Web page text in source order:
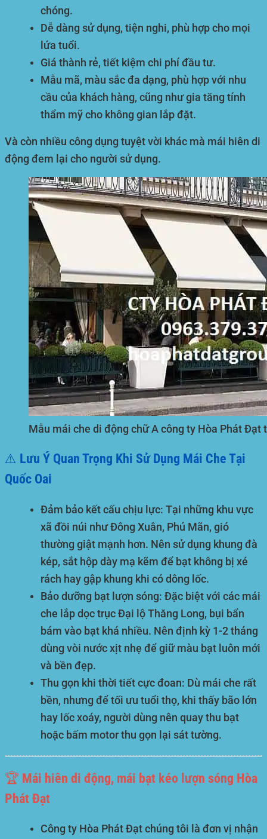
chóng.
Dễ dàng sử dụng, tiện nghi, phù hợp cho mọi
lứa tuổi.
Giá thành rẻ, tiết kiệm chi phí đầu tư.
Mẫu mã, màu sắc đa dạng, phù hợp với nhu
cầu của khách hàng, cũng như gia tăng tính
thẩm mỹ cho không gian lắp đặt.
Và còn nhiều công dụng tuyệt vời khác mà mái hiên di
động đem lại cho người sử dụng.
Mẫu mái che di động chữ A công ty Hòa Phát Đạt
⚠️ Lưu Ý Quan Trọng Khi Sử Dụng Mái Che Tại
Quốc Oai
Đảm bảo kết cấu chịu lực: Tại những khu vực
xã đồi núi như Đông Xuân, Phú Mãn, gió
thường giật mạnh hơn. Nên sử dụng khung đà
kép, sắt hộp dày mạ kẽm để bạt không bị xé
rách hay gập khung khi có dông lốc.
Bảo dưỡng bạt lượn sóng: Đặc biệt với các mái
che lắp dọc trục Đại lộ Thăng Long, bụi bẩn
bám vào bạt khá nhiều. Nên định kỳ 1-2 tháng
dùng vòi nước xịt nhẹ để giữ màu bạt luôn mới
và bền đẹp.
Thu gọn khi thời tiết cực đoan: Dù mái che rất
bền, nhưng để tối ưu tuổi thọ, khi thấy bão lớn
hay lốc xoáy, người dùng nên quay thu bạt
hoặc bấm motor thu gọn lại sát tường.
🏆 Mái hiên di động, mái bạt kéo lượn sóng Hòa
Phát Đạt
Công ty Hòa Phát Đạt chúng tôi là đơn vị nhận